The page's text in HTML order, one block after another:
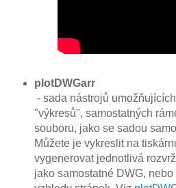
plotDWGarr
- sada nástrojů
"výkresů", samostatných
souboru, jako se sadou
Můžete je vykreslit na
vygenerovat jednotlivá
jako samostatné DWG,